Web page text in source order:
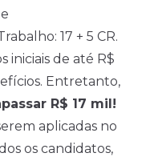
17 + 5 CR.
iniciais de até R$
Entretanto,
R$ 17 mil!
aplicadas no
os candidatos,